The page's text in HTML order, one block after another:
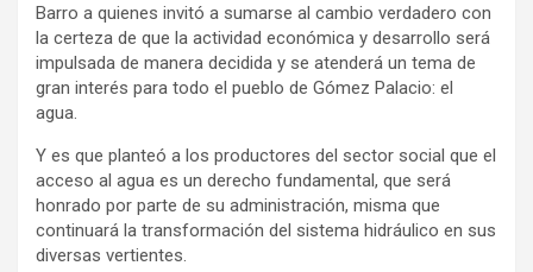
Barro a quienes invitó a sumarse al cambio verdadero con
la certeza de que la actividad económica y desarrollo será
impulsada de manera decidida y se atenderá un tema de
gran interés para todo el pueblo de Gómez Palacio: el
agua.
Y es que planteó a los productores del sector social que el
acceso al agua es un derecho fundamental, que será
honrado por parte de su administración, misma que
continuará la transformación del sistema hidráulico en sus
diversas vertientes.